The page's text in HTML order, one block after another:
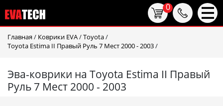
Главная / Коврики EVA/Toyota/
Toyota Estima II Правый Руль 7 Мест 2000 - 2003/
Эва-коврики на Toyota Estima II Правый
Руль 7 Мест 2000 - 2003
0